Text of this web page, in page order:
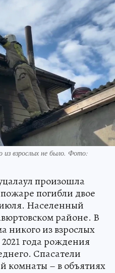
из взрослых не было. Фото:
произошла
погибли двое
июля. Населенный
районе. В
никого из взрослых
года рождения
Спасатели
комнаты – в объятиях